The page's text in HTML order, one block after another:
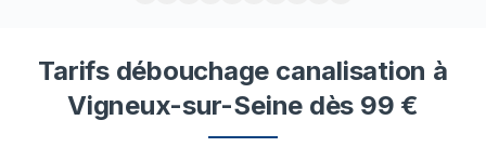
Tarifs débouchage canalisation à
Vigneux-sur-Seine dès 99 €